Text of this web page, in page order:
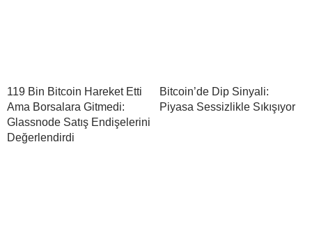
119 Bin Bitcoin Hareket Etti
Ama Borsalara Gitmedi:
Glassnode Satış Endişelerini
Değerlendirdi
Bitcoin’de Dip Sinyali:
Piyasa Sessizlikle Sıkışıyor